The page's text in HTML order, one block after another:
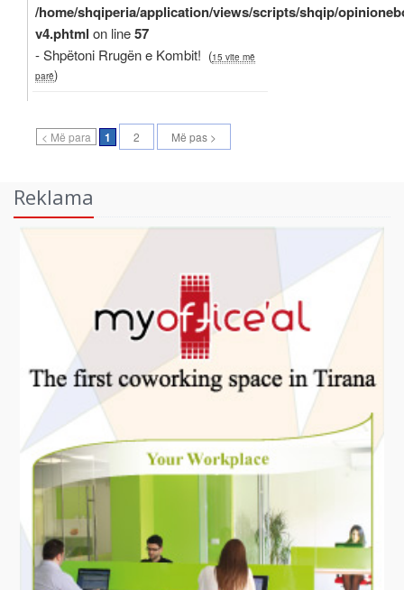
/home/shqiperia/application/views/scripts/shqip/
v4.phtml on line57
- Shpëtoni Rrugën e Kombit! (15 vite më
parë)
< Më para 1 2 Më pas >
Reklama